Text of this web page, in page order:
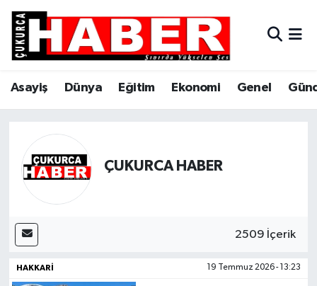
Asayiş Dünya Eğitim Ekonomi Genel
ÇUKURCA HABER
2509 İçerik
HAKKARI 19 Temmuz 2026 - 13:23
Asayiş
Dünya
Ekonomi
Genel
Hakkari
Hava Durumu
Trafik Durumu
Tüm Manşetler
Son Dakika Haberleri